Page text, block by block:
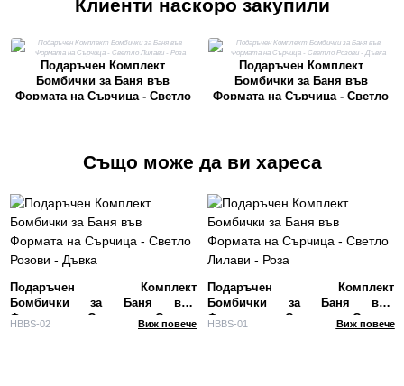
Клиенти наскоро закупили
Подаръчен Комплект
Бомбички за Баня във
Формата на Сърчица - Светло
Подаръчен Комплект
Бомбички за Баня във
Формата на Сърчица - Светло
Също може да ви хареса
Подаръчен Комплект
Бомбички за Баня във
Формата на Сърчица - Светло
HBBS-02 Виж повече
Подаръчен Комплект
Бомбички за Баня във
Формата на Сърчица - Светло
HBBS-01 Виж повече